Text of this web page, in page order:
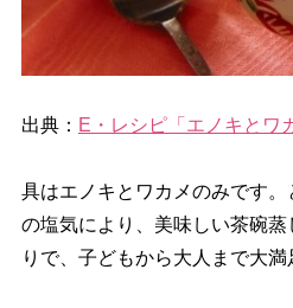
出典： E・レシピ「エノキとワ
具はエノキとワカメのみです
の塩気により、美味しい茶碗
りで、子どもから大人まで大満